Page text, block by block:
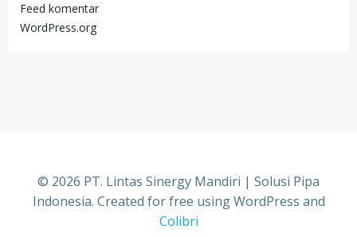
Feed komentar
WordPress.org
© 2026 PT. Lintas Sinergy Mandiri | Solusi Pipa
Indonesia. Created for free using WordPress and
Colibri